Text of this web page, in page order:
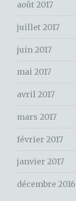
e
:
août 2017
juillet 2017
juin 2017
mai 2017
avril 2017
mars 2017
février 2017
janvier 2017
décembre 2016